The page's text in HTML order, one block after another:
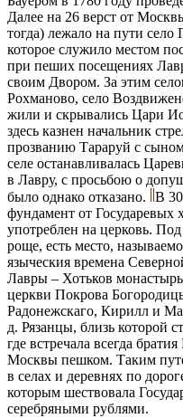
Далее на 26 верст от
тогда) лежало на пути
которое служило местом
при пеших посещениях
своим Двором. За этим
Рохманово, село
жили и скрывались Цари
здесь казнен начальник
прозванию Тараруй с
селе останавливалась
в Лавру, с просьбою о
было однако отказано.
В 30
фундамент от Государевых
употреблен на церковь.
роще, есть место,
языческия времена
Лавры – Хотьков
церкви Покрова
Радонежскаго, Кирилл и
д. Рязанцы, близь которой
где встречала всегда
Москвы пешком. Таким
в селах и деревнях по
которым шествовала
серебряными рублями.